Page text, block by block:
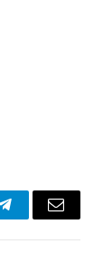
TelegramEmail